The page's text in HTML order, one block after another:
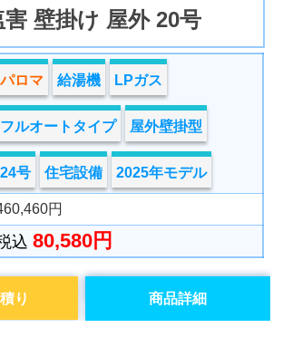
害 壁掛け 屋外 20号
パロマ 給湯機 LPガス
フルオートタイプ 屋外壁掛型
24号 住宅設備 2025年モデル
円
込80,580円
商品詳細
り